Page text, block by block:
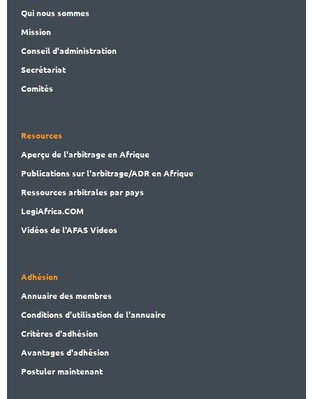
Qui nous sommes
Mission
Conseil d'administration
Secrétariat
Comités
Resources
Aperçu de l'arbitrage en Afrique
Publicationssur l'arbitrage/ADR en Afrique
Ressources arbitrales par pays
LegiAfrica.COM
Vidéos de l'AFAS Videos
Adhésion
Annuaire des membres
Conditions d'utilisation de l'annuaire
Critères d'adhésion
Avantages d'adhésion
Postuler maintenant